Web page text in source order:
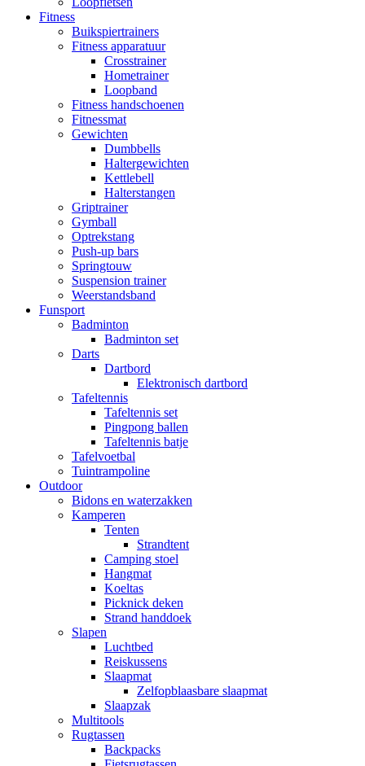
Fitness
Buikspiertrainers
Fitness apparatuur
Crosstrainer
Hometrainer
Loopband
Fitness handschoenen
Fitnessmat
Gewichten
Dumbbells
Haltergewichten
Kettlebell
Halterstangen
Griptrainer
Gymball
Optrekstang
Push-up bars
Springtouw
Suspension trainer
Weerstandsband
Funsport
Badminton
Badminton set
Darts
Dartbord
Elektronisch dartbord
Tafeltennis
Tafeltennis set
Pingpong ballen
Tafeltennis batje
Tafelvoetbal
Tuintrampoline
Outdoor
Bidons en waterzakken
Kamperen
Tenten
Strandtent
Camping stoel
Hangmat
Koeltas
Picknick deken
Strand handdoek
Slapen
Luchtbed
Reiskussens
Slaapmat
Zelfopblaasbare slaapmat
Slaapzak
Multitools
Rugtassen
Backpacks